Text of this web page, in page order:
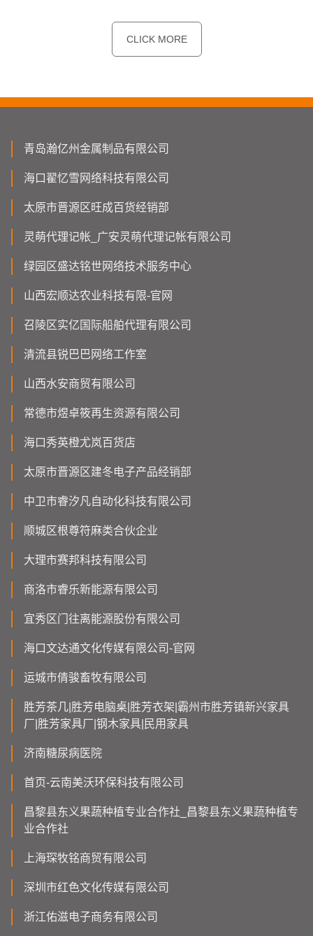
CLICK MORE
青岛瀚亿州金属制品有限公司
海口翟忆雪网络科技有限公司
太原市晋源区旺成百货经销部
灵萌代理记帐_广安灵萌代理记帐有限公司
绿园区盛达铭世网络技术服务中心
山西宏顺达农业科技有限-官网
召陵区实亿国际船舶代理有限公司
清流县锐巴巴网络工作室
山西水安商贸有限公司
常德市煜卓筱再生资源有限公司
海口秀英橙尤岚百货店
太原市晋源区建冬电子产品经销部
中卫市睿汐凡自动化科技有限公司
顺城区根尊符麻类合伙企业
大理市赛邦科技有限公司
商洛市睿乐新能源有限公司
宜秀区门往离能源股份有限公司
海口文达通文化传媒有限公司-官网
运城市倩骏畜牧有限公司
胜芳茶几|胜芳电脑桌|胜芳衣架|霸州市胜芳镇新兴家具
厂|胜芳家具厂|钢木家具|民用家具
济南糖尿病医院
首页-云南美沃环保科技有限公司
昌黎县东义果蔬种植专业合作社_昌黎县东义果蔬种植专
业合作社
上海琛牧铭商贸有限公司
深圳市红色文化传媒有限公司
浙江佑滋电子商务有限公司